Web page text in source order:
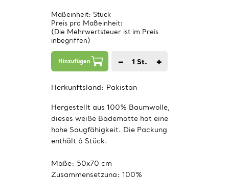
Maßeinheit: Stück
Preis pro Maßeinheit:
(Die Mehrwertsteuer ist im Preis
inbegriffen)
Hinzufügen − 1 St. +
Herkunftsland: Pakistan
Hergestellt aus 100% Baumwolle,
dieses weiße Badematte hat eine
hohe Saugfähigkeit. Die Packung
enthält 6 Stück.
Maße: 50x70 cm
Zusammensetzung: 100%